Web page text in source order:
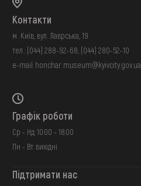
Контакти
м. Київ, вул. Лаврська, 19
тел.: (044) 288-92-68 (044) 280-52-10
e-mail: honchar.museum@kyivcity.gov.ua
Графік роботи
Ср - Нд: 10:00 - 18:00
Пн - Вт: вихідні
Підтримати нас